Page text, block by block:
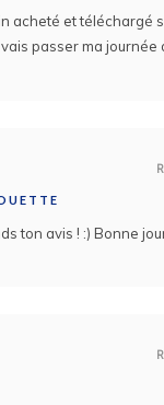
acheté et téléchargé
passer ma journée
ton avis ! :) Bonne